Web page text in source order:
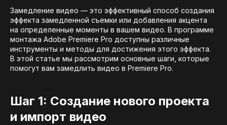
Замедление видео — это эффективный способ создания
эффекта замедленной съемки или добавления акцента
на определенные моменты в вашем видео. В программе
монтажа Adobe Premiere Pro доступны различные
инструменты и методы для достижения этого эффекта.
В этой статье мы рассмотрим основные шаги, которые
помогут вам замедлить видео в Premiere Pro.
Шаг 1: Создание нового проекта
и импорт видео